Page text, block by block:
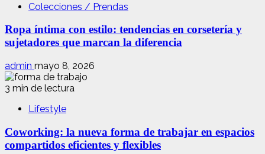
Colecciones / Prendas
Ropa íntima con estilo: tendencias en corsetería y
sujetadores que marcan la diferencia
admin mayo 8, 2026
3 min de lectura
Lifestyle
Coworking: la nueva forma de trabajar en espacios
compartidos eficientes y flexibles